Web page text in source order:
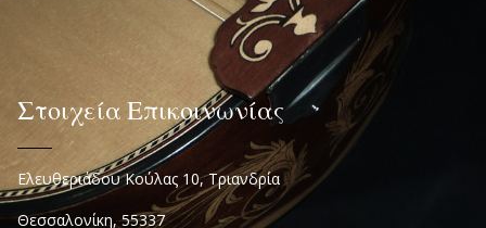
Στοιχεία Επικοινωνίας
Ελευθεριάδου Κούλας 10, Τριανδρία
Θεσσαλονίκη, 55337